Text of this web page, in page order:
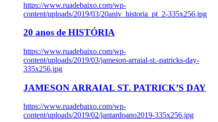
https://www.ruadebaixo.com/wp-
content/uploads/2019/03/20aniv_historia_pt_2-335x256.jpg
20 anos de HISTÓRIA
https://www.ruadebaixo.com/wp-
content/uploads/2019/03/jameson-arraial-st.-patricks-day-
335x256.jpg
JAMESON ARRAIAL ST. PATRICK’S DAY
https://www.ruadebaixo.com/wp-
content/uploads/2019/02/jantardoano2019-335x256.jpg